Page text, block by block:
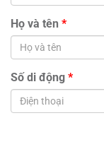
Họ và tên *
Số di động *